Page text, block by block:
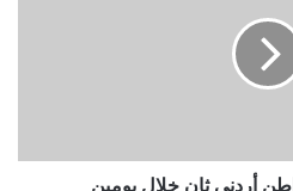
أردني ثان خلال يومين